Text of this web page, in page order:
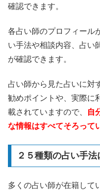
確認できます。
各占い師のプロフィール
い手法や相談内容、占い
が確認できます。
占い師から見た占いに対
勧めポイントや、実際に
載されていますので、
自
な情報はすべてそろって
２５種類の占い手
多くの占い師が在籍して